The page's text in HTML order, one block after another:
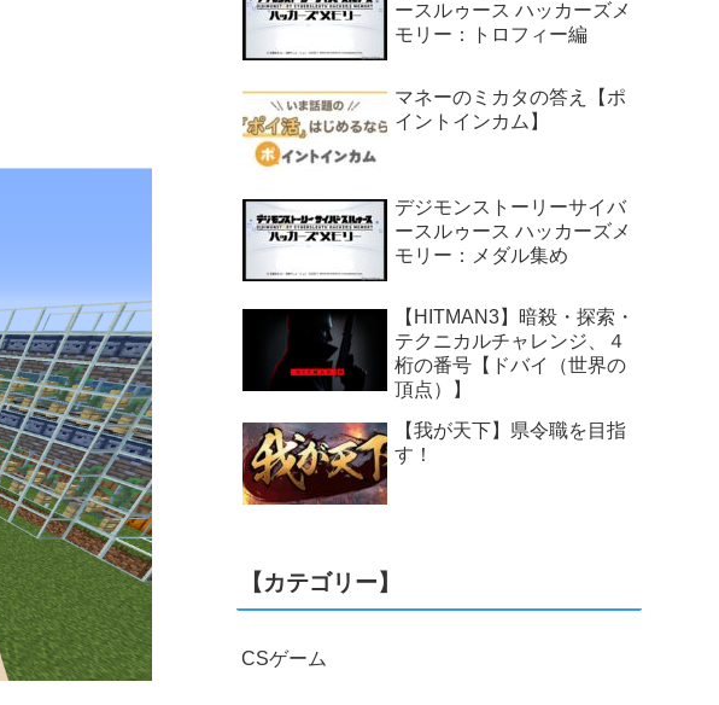
ースルゥース ハッカーズメ
モリー：トロフィー編
マネーのミカタの答え【ポ
イントインカム】
デジモンストーリーサイバ
ースルゥース ハッカーズメ
モリー：メダル集め
【HITMAN3】暗殺・探索・
テクニカルチャレンジ、４
桁の番号【ドバイ（世界の
頂点）】
【我が天下】県令職を目指
す！
【カテゴリー】
CSゲーム